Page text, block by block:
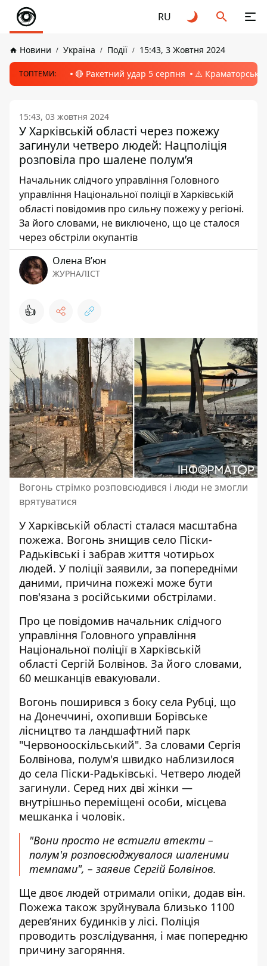
RU
Новини Україна Події 15:43, 3 Жовтня 2024
ТОПТЕМИ: 🔴 Ракетний удар 5 серпня ⚠️ Краматорськ,
15:43, 03 жовтня 2024
У Харківській області через пожежу
загинули четверо людей: Нацполіція
розповіла про шалене полумʼя
Начальник слідчого управління Головного
управління Національної поліції в Харківській
області повідомив про сильну пожежу у регіоні.
За його словами, не виключено, що це сталося
через обстріли окупантів
Олена Вʼюн
ЖУРНАЛІСТ
👍
Вогонь стрімко розповсюдився і люди не змогли
врятуватися
У Харківській області сталася масштабна
пожежа. Вогонь знищив село Піски-
Радьківські і забрав життя чотирьох
людей. У поліції заявили, за попередніми
даними, причина пожежі може бути
пов'язана з російськими обстрілами.
Про це повідомив начальник слідчого
управління Головного управління
Національної поліції в Харківській
області Сергій Болвінов. За його словами,
60 мешканців евакуювали.
Вогонь поширився з боку села Рубці, що
на Донеччині, охопивши Борівське
лісництво та ландшафтний парк
"Червонооскільський". За словами Сергія
Болвінова, полум'я швидко наблизилося
до села Піски-Радьківські. Четверо людей
загинули. Серед них дві жінки —
внутрішньо переміщені особи, місцева
мешканка і чоловік.
"Вони просто не встигли втекти –
полум'я розповсюджувалося шаленими
темпами", – заявив Сергій Болвінов.
Ще двоє людей отримали опіки, додав він.
Пожежа також зруйнувала близько 1100
дерев’яних будинків у лісі. Поліція
проводить розслідування, і має попередню
причину загоряння.